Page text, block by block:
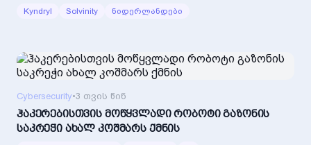
Kyndryl Solvinity ნიდერლანდები
Cybersecurity•3 თვის წინ
ჰაკერებისთვის მოწყვლადი რობოტი გაზონის
საკრეჭი ახალ კოშმარს ქმნის